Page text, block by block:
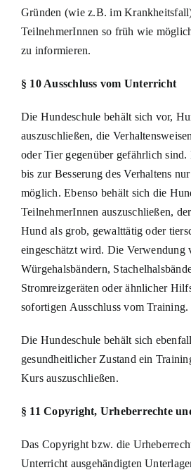
Gründen (wie z.B. im
TeilnehmerInnen so früh wie
zu informieren.
§ 10 Ausschluss vom Unterricht
Die Hundeschule behält sich vor,
auszuschließen, die
oder Tier gegenüber gefährlich
bis zur Besserung des Verhaltens
möglich. Ebenso behält sich die
TeilnehmerInnen auszuschließen,
Hund als grob, gewalttätig oder
eingeschätzt wird. Die Verwendung
Würgehalsbändern,
Stromreizgeräten oder ähnlicher
sofortigen Ausschluss vom Training.
Die Hundeschule behält sich
gesundheitlicher Zustand ein
Kurs auszuschließen.
§ 11 Copyright, Urheberrechte
Das Copyright bzw. die
Unterricht ausgehändigten